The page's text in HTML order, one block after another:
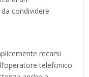
da condividere
recarsi
telefonico.